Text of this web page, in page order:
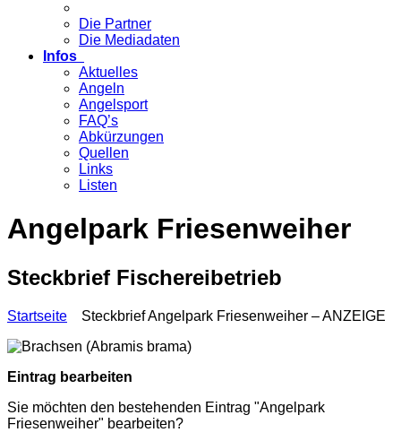
Die Partner
Die Mediadaten
Infos
Aktuelles
Angeln
Angelsport
FAQ’s
Abkürzungen
Quellen
Links
Listen
Angelpark Friesenweiher
Steckbrief Fischereibetrieb
Startseite Steckbrief Angelpark Friesenweiher – ANZEIGE
Eintrag bearbeiten
Sie möchten den bestehenden Eintrag "Angelpark
Friesenweiher" bearbeiten?